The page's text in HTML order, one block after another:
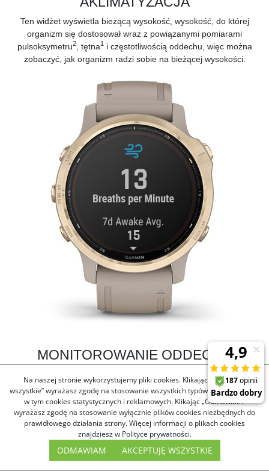
Ten widżet wyświetla bieżącą wysokość, wysokość, do której
organizm się dostosował wraz z powiązanymi pomiarami
pulsoksymetru2, tętna1 i częstotliwością oddechu, więc można
zobaczyć, jak organizm radzi sobie na bieżącej wysokości.
MONITOROWANIE ODDECHU
Monitoruj sposób oddychania w ciągu dnia, podczas snu, ćwiczeń
oddechowych i jogi.
Na naszej stronie wykorzystujemy pliki cookies. Klikając „Akceptuję
wszystkie” wyrażasz zgodę na stosowanie wszystkich typów plików cookies,
w tym cookies statystycznych i reklamowych. Klikając „Odmawiam”
wyrażasz zgodę na stosowanie wyłącznie plików cookies niezbędnych do
prawidłowego działania strony. Więcej informacji o plikach cookies
znajdziesz w Polityce prywatności.
ODMAWIAM AKCEPTUJĘ WSZYSTKIE